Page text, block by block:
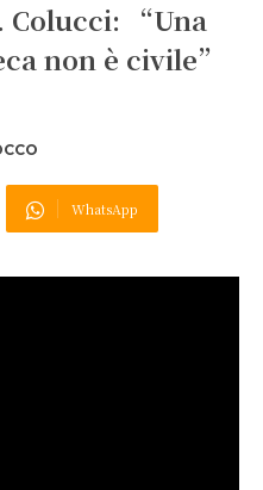
“Una
non è civile”
WhatsApp